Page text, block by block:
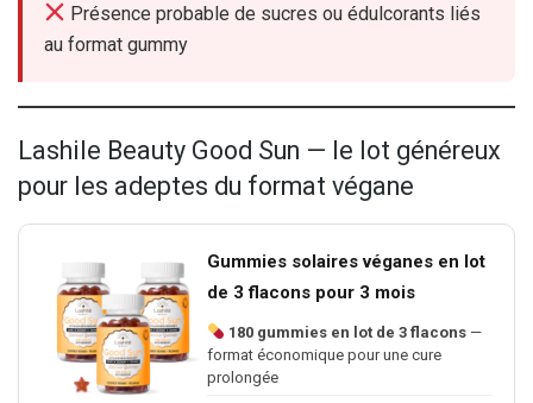
Présence probable de sucres ou édulcorants liés
au format gummy
Lashile Beauty Good Sun — le lot généreux
pour les adeptes du format végane
Gummies solaires véganes en lot
de 3 flacons pour 3 mois
180 gummies en lot de 3 flacons—
format économique pour une cure
prolongée